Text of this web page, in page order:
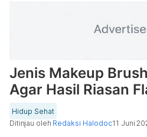
Jenis Makeup
Agar Hasil Riasan
Hidup Sehat
Ditinjau oleh Redaksi Halodoc11 Juni